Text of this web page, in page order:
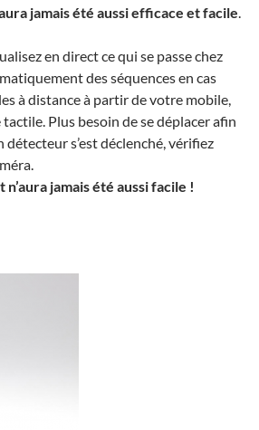
jamais été aussi efficace et facile
en direct ce qui se passe chez
des séquences en cas
à distance à partir de votre mobile,
Plus besoin de se déplacer afin
s’est déclenché, vérifiez
jamais été aussi facile !